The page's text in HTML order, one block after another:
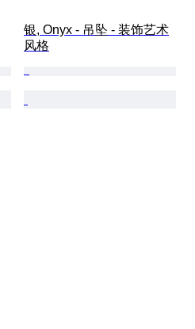
银, Onyx - 吊坠 - 装饰艺术
风格